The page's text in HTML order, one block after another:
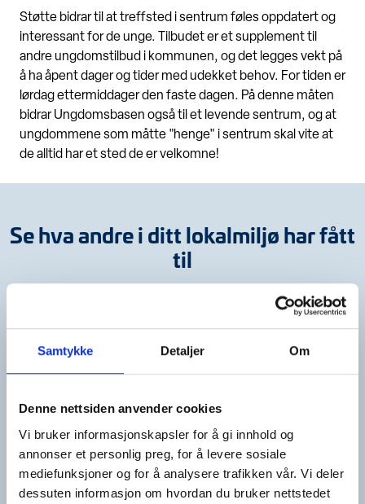
Samtykke Detaljer Om
Denne nettsiden anvender cookies
Vi bruker informasjonskapsler for å gi innhold og
annonser et personlig preg, for å levere sosiale
mediefunksjoner og for å analysere trafikken vår. Vi deler
dessuten informasjon om hvordan du bruker nettstedet
Støtte bidrar til at treffsted i sentrum føles oppdatert og
interessant for de unge. Tilbudet er et supplement til
andre ungdomstilbud i kommunen, og det legges vekt på
å ha åpent dager og tider med udekket behov. For tiden er
lørdag ettermiddager den faste dagen. På denne måten
bidrar Ungdomsbasen også til et levende sentrum, og at
ungdommene som måtte "henge" i sentrum skal vite at
de alltid har et sted de er velkomne!
Se hva andre i ditt lokalmiljø har fått
til